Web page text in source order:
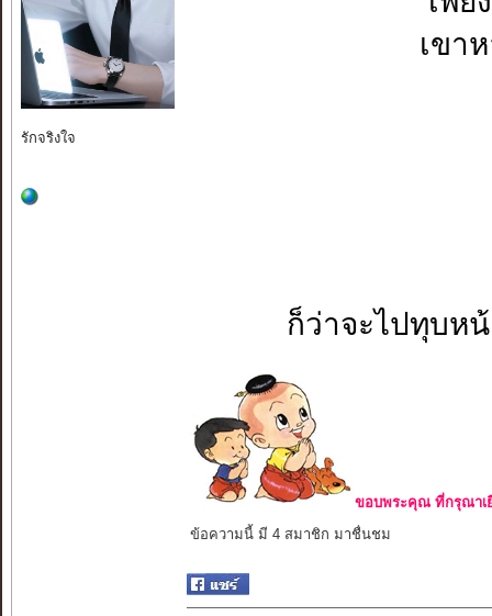
รักจริงใจ
เขา
ก็ว่าจะไปทุบห
ขอบพระคุณ ที่กรุณาเ
ข้อความนี้ มี 4 สมาชิก มาชื่นชม